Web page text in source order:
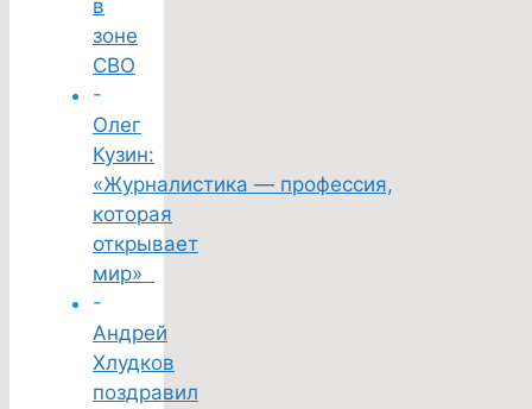
в
зоне
СВО
-
Олег
Кузин:
«Журналистика — профессия,
которая
открывает
мир»
-
Андрей
Хлудков
поздравил